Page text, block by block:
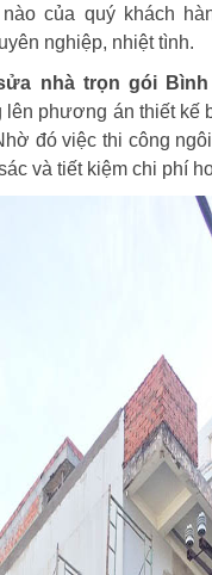
của quý khách
nghiệp, nhiệt tình.
nhà trọn gói
lên phương án thiết kế
đó việc thi công
và tiết kiệm chi phí